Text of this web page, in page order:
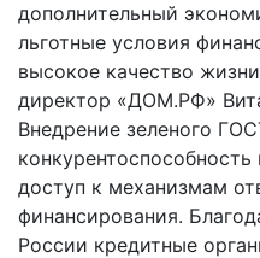
дополнительный
льготные условия
высокое качество
директор «ДОМ.РФ»
Внедрение зеленого
доступ к механизмам
финансирования.
России кредитные